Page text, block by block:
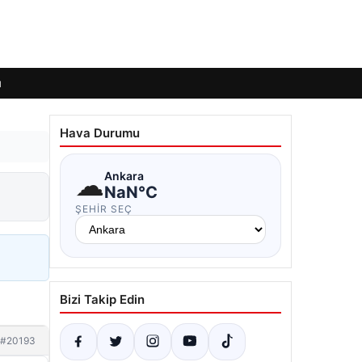
#20193
Hava Durumu
☁Ankara
NaN°C
ŞEHIR SEÇ
Bizi Takip Edin